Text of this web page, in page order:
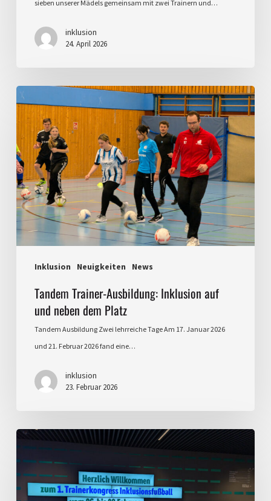
sieben unserer Mädels gemeinsam mit zwei Trainern und…
inklusion
24. April 2026
Inklusion Neuigkeiten News
Tandem
Trainer-
Ausbildung:
Inklusion
auf
und
neben
dem
Platz
Tandem Trainer-Ausbildung: Inklusion auf
und neben dem Platz
Tandem Ausbildung Zwei lehrreiche Tage Am 17. Januar 2026
und 21. Februar 2026 fand eine…
inklusion
23. Februar 2026
1.
Trainerkongress
für
Inklusionsfußball